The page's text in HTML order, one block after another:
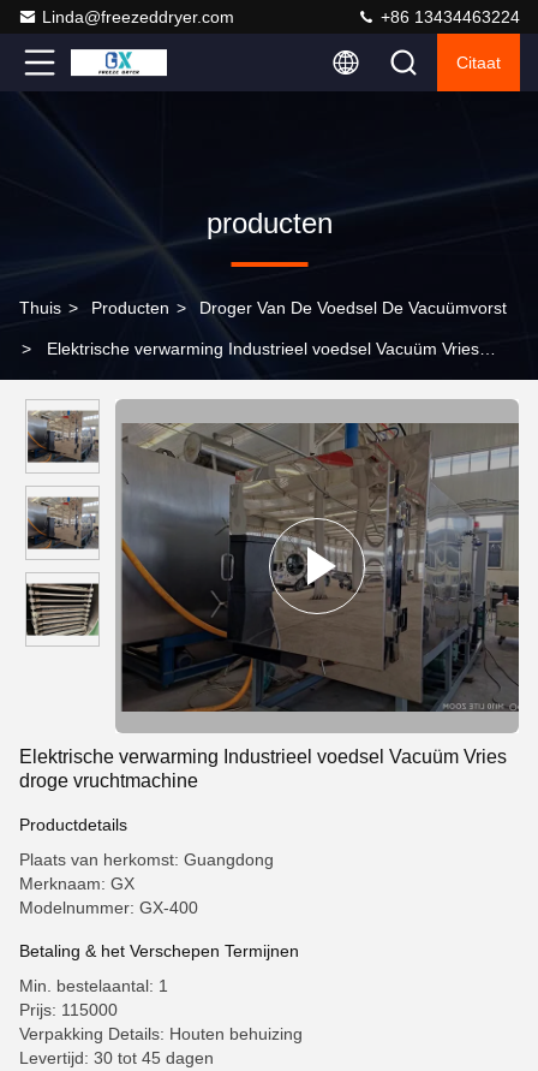
Linda@freezeddryer.com +86 13434463224
Citaat
producten
Thuis > Producten > Droger Van De Voedsel De Vacuümvorst
> Elektrische verwarming Industrieel voedsel Vacuüm Vries
Elektrische verwarming Industrieel voedsel Vacuüm Vries
droge vruchtmachine
Productdetails
Plaats van herkomst: Guangdong
Merknaam: GX
Modelnummer: GX-400
Betaling & het Verschepen Termijnen
Min. bestelaantal: 1
Prijs: 115000
Verpakking Details: Houten behuizing
Levertijd: 30 tot 45 dagen